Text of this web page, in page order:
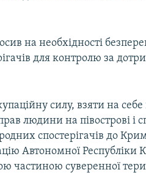
на необхідності
для контролю за
силу, взяти на себе
людини на півострові і
спостерігачів до
Автономної Республіки
частиною суверенної